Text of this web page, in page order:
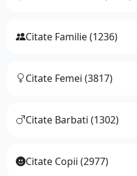
Citate Familie (1236)
Citate Femei (3817)
Citate Barbati (1302)
Citate Copii (2977)